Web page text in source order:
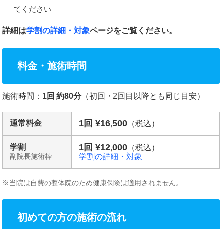
てください
詳細は学割の詳細・対象ページをご覧ください。
料金・施術時間
施術時間： 1回 約80分（初回・2回目以降とも同じ目安）
通常料金 1回 ¥16,500 （税込）
学割
副院長施術枠
1回 ¥12,000 （税込）
学割の詳細・対象
※当院は自費の整体院のため健康保険は適用されません。
初めての方の施術の流れ